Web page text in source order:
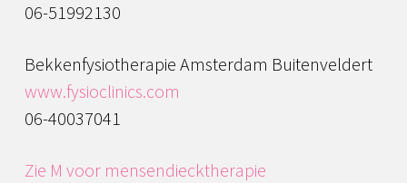
06-51992130
Bekkenfysiotherapie Amsterdam Buitenveldert
www.fysioclinics.com
06-40037041
Zie M voor mensendiecktherapie